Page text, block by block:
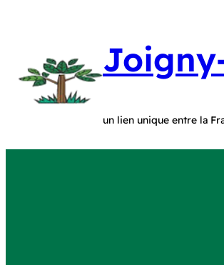
un lien unique entre la